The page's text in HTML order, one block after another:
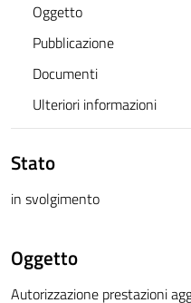
Oggetto
Pubblicazione
Documenti
Ulteriori informazioni
Stato
in svolgimento
Oggetto
Autorizzazione prestazioni